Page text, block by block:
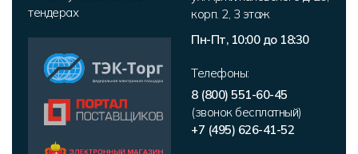
тендерах
корп. 2, 3 этаж
Пн-Пт, 10:00 до 18:30
Телефоны:
8 (800) 551-60-45
(звонок бесплатный)
+7 (495) 626-41-52